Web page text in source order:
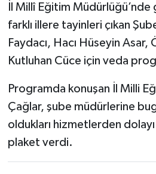
İl Millî Eğitim
farklı illere tayinleri çıkan
Faydacı, Hacı Hüseyin
Kutluhan Cüce için veda
Programda konuşan İl Milli
Çağlar, şube müdürlerine
oldukları hizmetlerden
plaket verdi.